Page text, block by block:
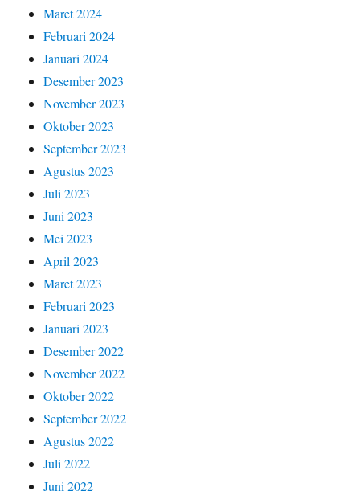
Maret 2024
Februari 2024
Januari 2024
Desember 2023
November 2023
Oktober 2023
September 2023
Agustus 2023
Juli 2023
Juni 2023
Mei 2023
April 2023
Maret 2023
Februari 2023
Januari 2023
Desember 2022
November 2022
Oktober 2022
September 2022
Agustus 2022
Juli 2022
Juni 2022